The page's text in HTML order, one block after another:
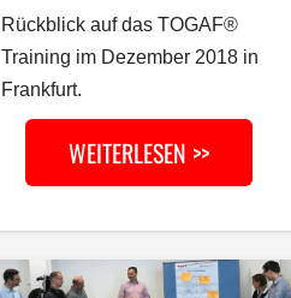
Rückblick auf das TOGAF®
Training im Dezember 2018 in
Frankfurt.
WEITERLESEN >>